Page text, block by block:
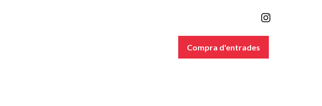
Link a
Compra d'entrades